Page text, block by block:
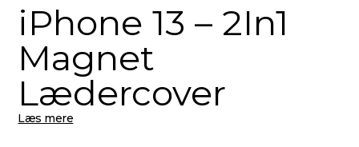
iPhone 13 – 2In1
Magnet
Lædercover
Læs mere